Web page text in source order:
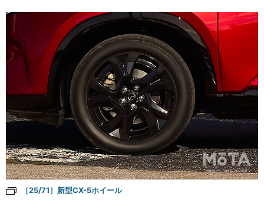
［25/71］新型CX-5ホイール